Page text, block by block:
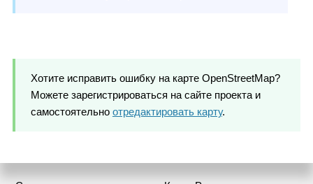
Хотите исправить ошибку на карте OpenStreetMap?
Можете зарегистрироваться на сайте проекта и
самостоятельно отредактировать карту.